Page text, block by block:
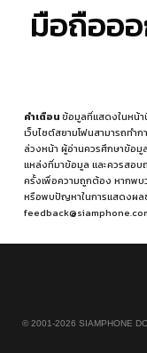
มือถืออ
คำเตือนข้อมูลที่แสดงในหน้า
เว็บไซต์สยามโฟนสามารถทำ
ล่วงหน้า ผู้อ่านควรศึกษาข้อมู
แหล่งที่มาข้อมูล และควรสอ
ครั้งเพื่อความถูกต้อง หากพบ
หรือพบปัญหาในการแสดงผลข
© 2001-2026 SIAMPHONE